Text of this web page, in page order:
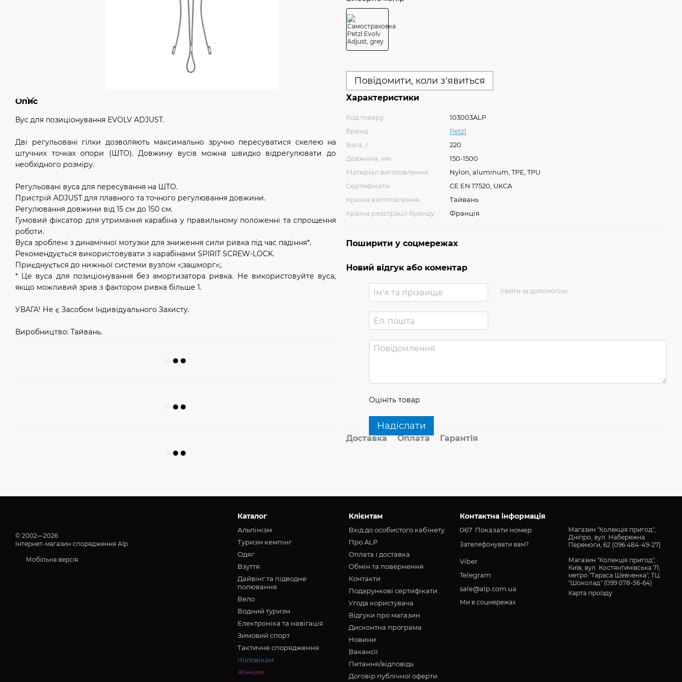
Опис
Вус для позиціонування EVOLV ADJUST.
Дві регульовані гілки дозволяють максимально зручно пересуватися скелею на
штучних точках опори (ШТО). Довжину вусів можна швидко відрегулювати до
необхідного розміру.
Регульовані вуса для пересування на ШТО.
Пристрій ADJUST для плавного та точного регулювання довжини.
Регулювання довжини від 15 см до 150 см.
Гумовий фіксатор для утримання карабіна у правильному положенні та спрощення
роботи.
Вуса зроблені з динамічної мотузки для зниження сили ривка під час падіння*.
Рекомендується використовувати з карабінами SPIRIT SCREW-LOCK.
Приєднується до нижньої системи вузлом «;зашморг»;.
* Це вуса для позиціонування без амортизатора ривка. Не використовуйте вуса,
якщо можливий зрив з фактором ривка більше 1.
УВАГА! Не є Засобом Індивідуального Захисту.
Виробництво: Тайвань.
Повідомити, коли з'явиться
Характеристики
Код товару
103003ALP
Бренд
Petzl
Вага, г
220
Довжина, мм
150-1500
Матеріал виготовлення
Nylon, aluminum, TPE, TPU
Сертифікати
CE EN 17520, UKCA
Країна виготовлення
Тайвань
Країна реєстрації бренду
Франція
Поширити у соцмережах
Новий відгук або коментар
Увійти за допомогою
Оцініть товар
Надіслати
Доставка Оплата Гарантія
© 2002—2026
Інтернет-магазин спорядження Alp
Мобільна версія
Каталог
Альпінізм
Туризм кемпінг
Oдяг
Взуття
Дайвінг та підводне
полювання
Вело
Водний туризм
Електроніка та навігація
Зимовий спорт
Тактичне спорядження
Чоловікам
Жінкам
Клієнтам
Вхід до особистого кабінету
Про ALP
Оплата і доставка
Обмін та повернення
Контакти
Подарункові сертифікати
Угода користувача
Відгуки про магазин
Дисконтна програма
Новини
Вакансії
Питання/відповідь
Договір публічної оферти
Контактна інформація
067 Показати номер
Зателефонувати вам?
Viber
Telegram
sale@alp.com.ua
Магазин "Колекція пригод",
Дніпро, вул. Набережна
Перемоги, 62 (096 484-49-27)
Магазин "Колекція пригод",
Київ, вул. Костянтинівська 71,
метро "Тараса Шевченка", ТЦ
"Шоколад" (099 078-56-64)
Карта проїзду
Ми в соцмережах